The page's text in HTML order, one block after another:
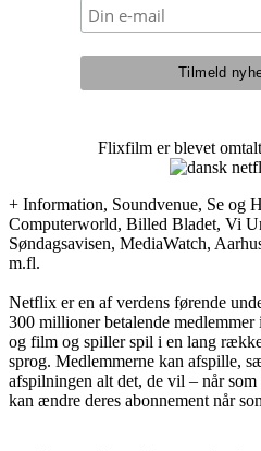
Flixfilm er blevet
+ Information, Soundvenue, Se og
Computerworld, Billed Bladet, Vi
Søndagsavisen, MediaWatch,
m.fl.
Netflix er en af verdens førende
300 millioner betalende medlemmer
og film og spiller spil i en lang
sprog. Medlemmerne kan afspille,
afspilningen alt det, de vil – når
kan ændre deres abonnement når